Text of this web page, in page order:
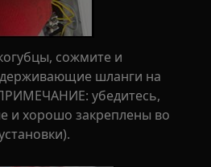
сожмите и
шланги на
убедитесь,
и хорошо закреплены во